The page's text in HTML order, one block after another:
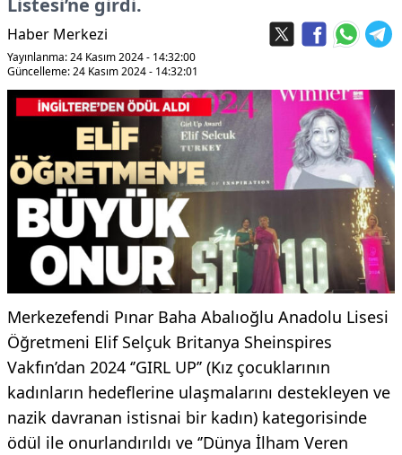
Listesi’ne girdi.
Haber Merkezi
Yayınlanma: 24 Kasım 2024 - 14:32:00
Güncelleme: 24 Kasım 2024 - 14:32:01
Merkezefendi Pınar Baha Abalıoğlu Anadolu Lisesi
Öğretmeni Elif Selçuk Britanya Sheinspires
Vakfın’dan 2024 ‘’GIRL UP’’ (Kız çocuklarının
kadınların hedeflerine ulaşmalarını destekleyen ve
nazik davranan istisnai bir kadın) kategorisinde
ödül ile onurlandırıldı ve ‘’Dünya İlham Veren